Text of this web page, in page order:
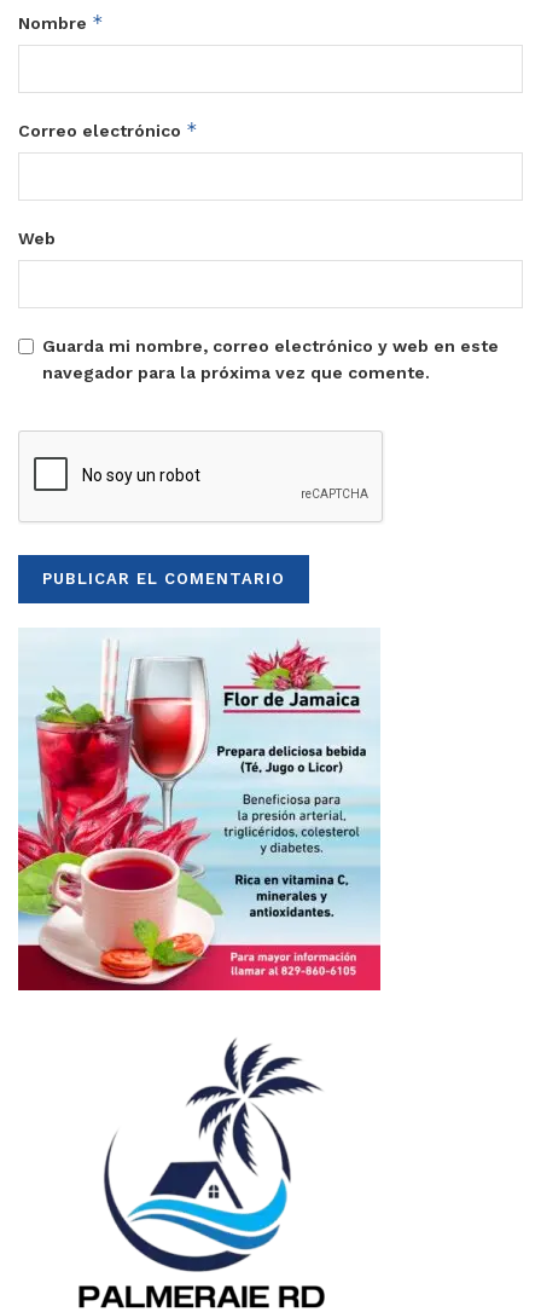
Nombre *
Correo electrónico *
Web
Guarda mi nombre, correo electrónico y web en este
navegador para la próxima vez que comente.